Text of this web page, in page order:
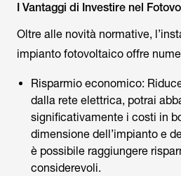
I Vantaggi di Investire nel
Oltre alle novità normative,
impianto fotovoltaico offre
Risparmio economico:
dalla rete elettrica, potrai
significativamente i costi in
dimensione dell’impianto e
è possibile raggiungere
considerevoli.